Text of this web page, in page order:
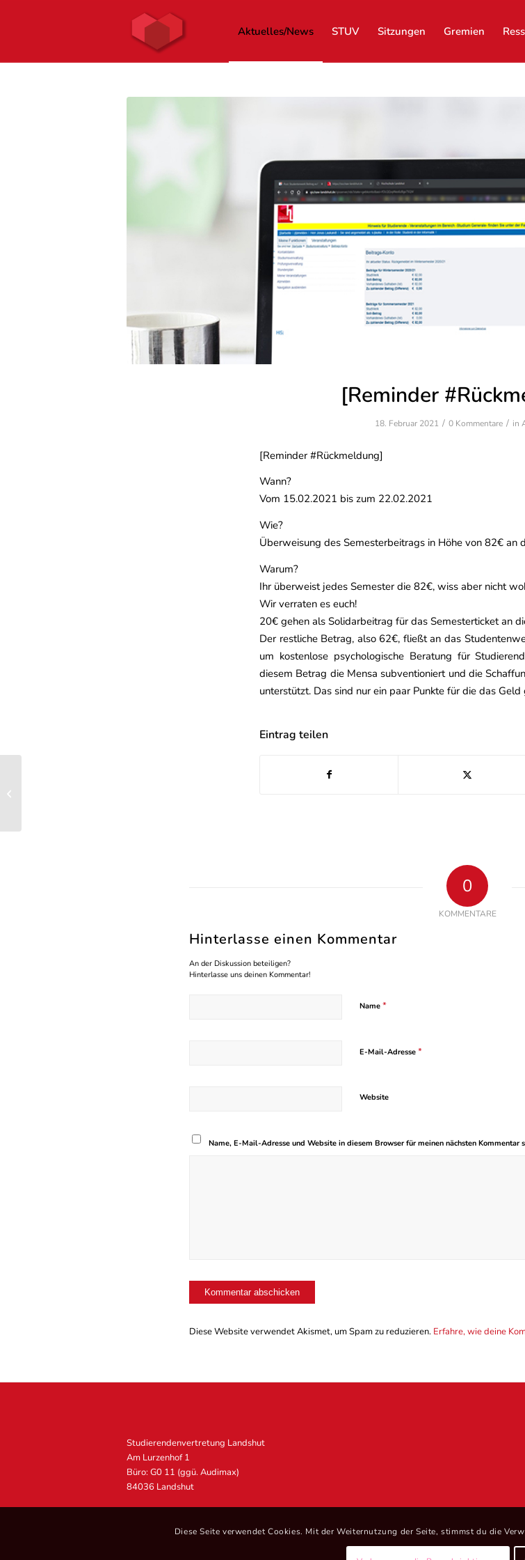
Aktuelles/News STUV Sitzungen Gremien
[Reminder
18. Februar 2021 / 0 Kommentare / in
[Reminder #Rückmeldung]
Wann?
Vom 15.02.2021 bis zum 22.02.2021
Wie?
Überweisung des Semesterbeitrags in Höhe von 82€ an
Warum?
Ihr überweist jedes Semester die 82€, wiss aber nicht
Wir verraten es euch!
20€ gehen als Solidarbeitrag für das Semesterticket an
Der restliche Betrag, also 62€, fließt an das
um kostenlose psychologische Beratung für
diesem Betrag die Mensa subventioniert und die
unterstützt. Das sind nur ein paar Punkte für die das
Eintrag teilen
0
KOMMENTARE
Hinterlasse einen Kommentar
An der Diskussion beteiligen?
Hinterlasse uns deinen Kommentar!
Name *
E-Mail-Adresse *
Website
Name, E-Mail-Adresse und Website in diesem Browser für meinen nächsten Kommentar
Diese Website verwendet Akismet, um Spam zu reduzieren. Erfahre, wie deine
Studierendenvertretung Landshut
Am Lurzenhof 1
Büro: G0 11 (ggü. Audimax)
84036 Landshut
Diese Seite verwendet Cookies. Mit der Weiternutzung der Seite, stimmst du die